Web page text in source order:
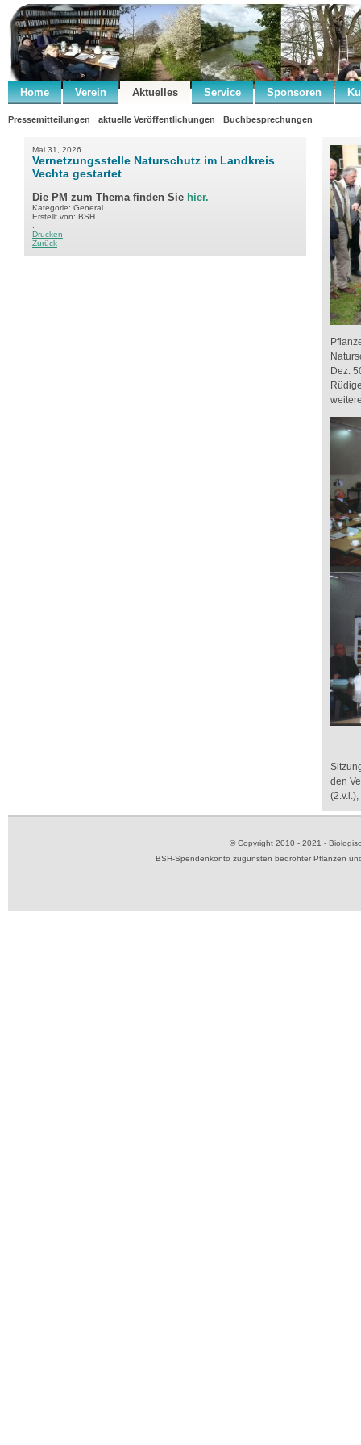
Home Verein Aktuelles Service Sponsoren
Pressemitteilungen aktuelle Veröffentlichungen Buchbesprechungen
Mai 31, 2026
Vernetzungsstelle Naturschutz im Landkreis
Vechta gestartet
Die PM zum Thema finden Sie hier.
Kategorie: General
Erstellt von: BSH
Drucken
Zurück
Dez.
den
© Copyright 2010 - 2021 -
BSH-Spendenkonto zugunsten bedrohter Pflanzen